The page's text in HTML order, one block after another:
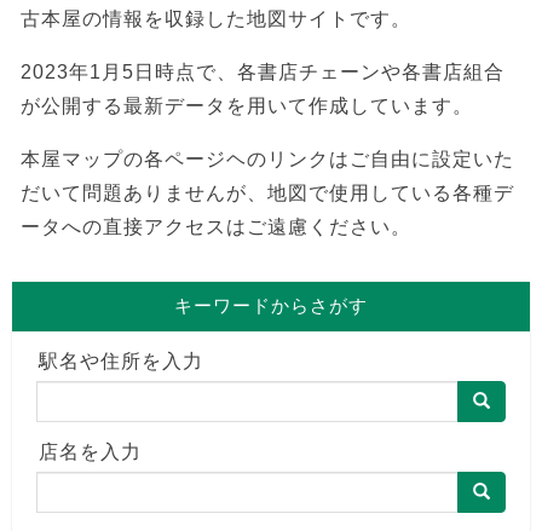
古本屋の情報を収録した地図サイトです。
2023年1月5日時点で、各書店チェーンや各書店組合
が公開する最新データを用いて作成しています。
本屋マップの各ページヘのリンクはご自由に設定いた
だいて問題ありませんが、地図で使用している各種デ
ータへの直接アクセスはご遠慮ください。
キーワードからさがす
駅名や住所を入力
店名を入力